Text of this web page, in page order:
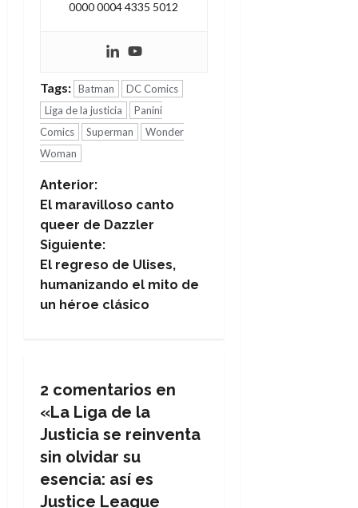
0000 0004 4335 5012
Tags: Batman
DC Comics
Liga de la justicia
Panini
Comics
Superman
Wonder
Woman
N
a
v
e
c
i
ó
n
Anterior:
El maravilloso canto
queer de Dazzler
Siguiente:
El regreso de Ulises,
humanizando el mito de
un héroe clásico
2 comentarios en
«La Liga de la
Justicia se reinventa
sin olvidar su
esencia: así es
Justice League